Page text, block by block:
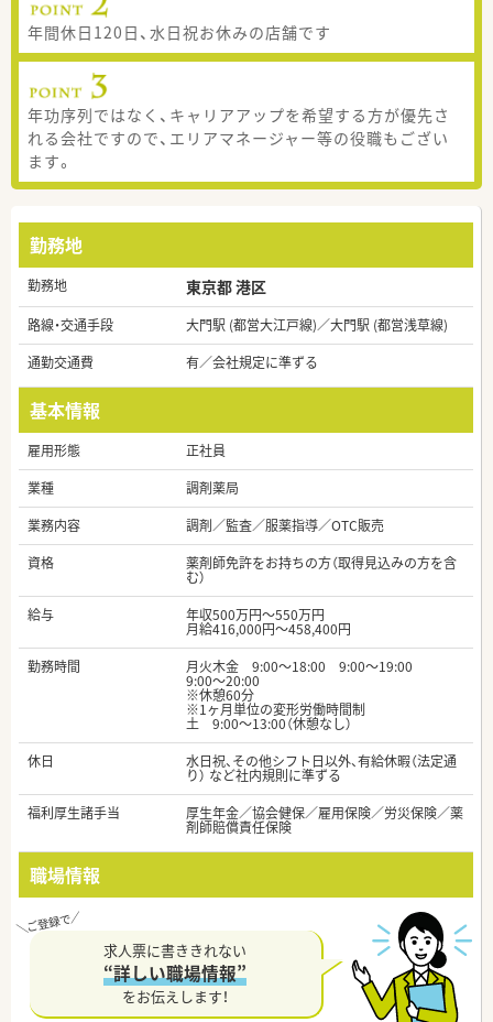
年間休日120日、水日祝お休みの店舗です
年功序列ではなく、キャリアアップを希望する方が優先さ
れる会社ですので、エリアマネージャー等の役職もござい
ます。
勤務地
勤務地 東京都 港区
路線・交通手段
大門駅 (都営大江戸線)／大門駅 (都営浅草線)
通勤交通費
有／会社規定に準ずる
基本情報
雇用形態
正社員
業種
調剤薬局
業務内容
調剤／監査／服薬指導／OTC販売
資格
薬剤師免許をお持ちの方（取得見込みの方を含
む）
給与
年収500万円～550万円
月給416,000円～458,400円
勤務時間
月火木金 9:00～18:00 9:00～19:00
9:00～20:00
※休憩60分
※1ヶ月単位の変形労働時間制
土 9:00～13:00（休憩なし）
休日
水日祝、その他シフト日以外、有給休暇（法定通
り） など社内規則に準ずる
福利厚生諸手当
厚生年金／協会健保／雇用保険／労災保険／薬
剤師賠償責任保険
職場情報
求人票に書ききれない
“詳しい職場情報”
をお伝えします！